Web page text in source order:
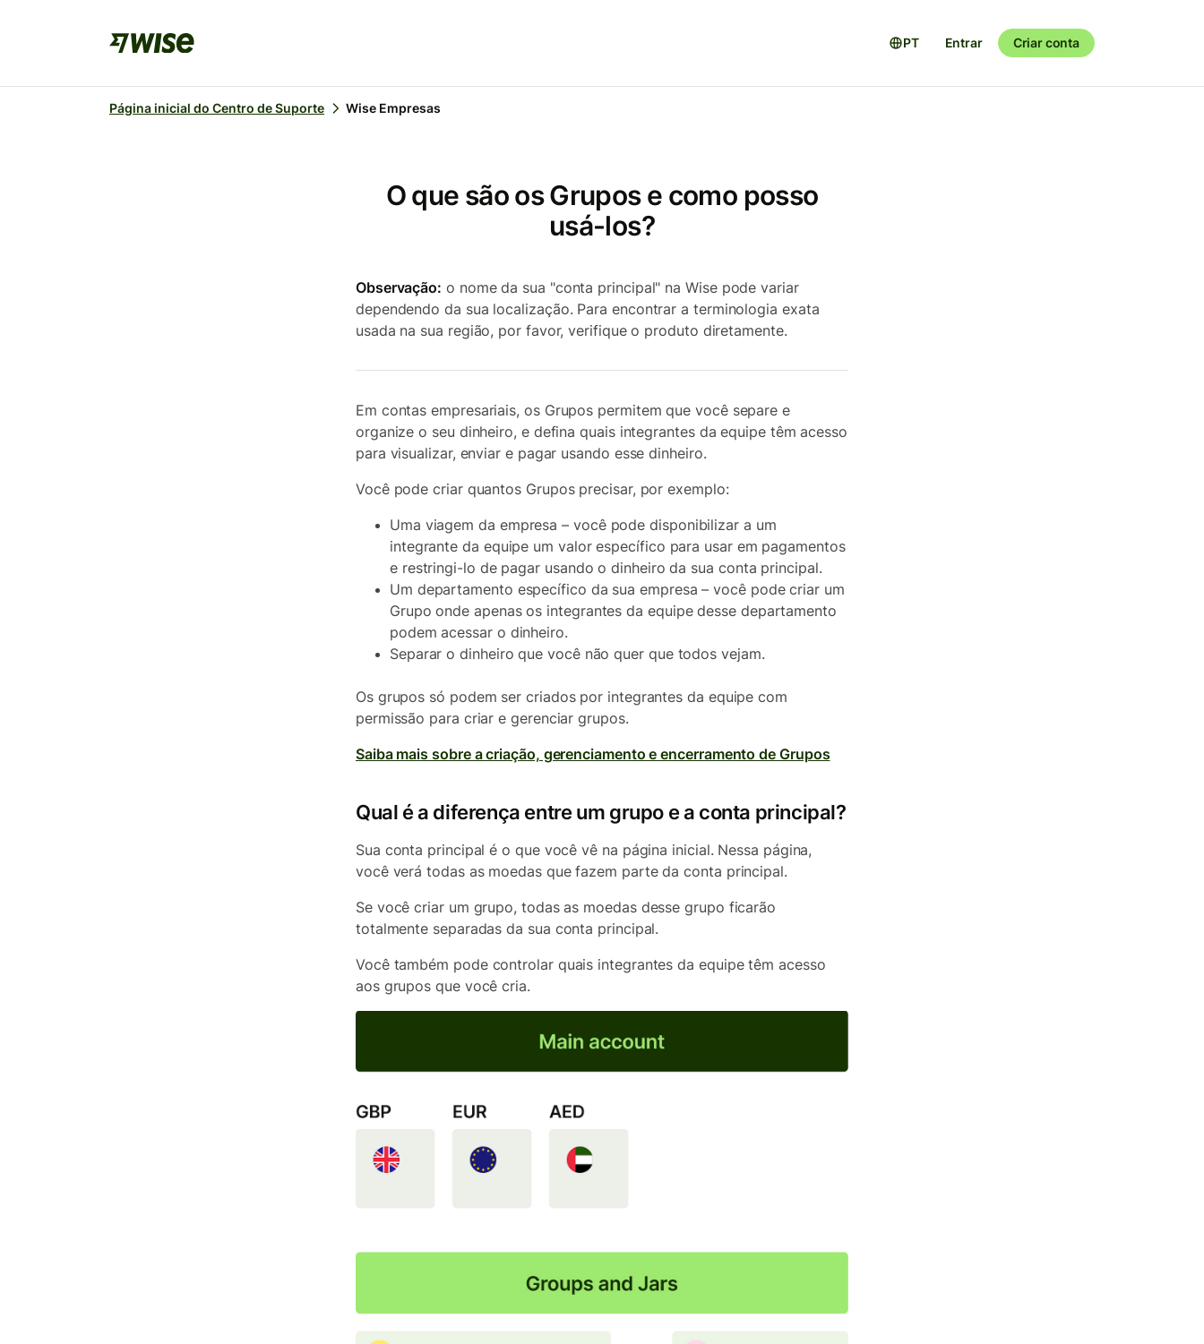
PT Entrar Criar conta
Página inicial do Centro de Suporte Wise Empresas
O que são os Grupos e como posso
usá-los?
Observação: o nome da sua "conta principal" na Wise pode variar
dependendo da sua localização. Para encontrar a terminologia exata
usada na sua região, por favor, verifique o produto diretamente.
Em contas empresariais, os Grupos permitem que você separe e
organize o seu dinheiro, e defina quais integrantes da equipe têm acesso
para visualizar, enviar e pagar usando esse dinheiro.
Você pode criar quantos Grupos precisar, por exemplo:
Uma viagem da empresa – você pode disponibilizar a um
integrante da equipe um valor específico para usar em pagamentos
e restringi-lo de pagar usando o dinheiro da sua conta principal.
Um departamento específico da sua empresa – você pode criar um
Grupo onde apenas os integrantes da equipe desse departamento
podem acessar o dinheiro.
Separar o dinheiro que você não quer que todos vejam.
Os grupos só podem ser criados por integrantes da equipe com
permissão para criar e gerenciar grupos.
Saiba mais sobre a criação, gerenciamento e encerramento de Grupos
Qual é a diferença entre um grupo e a conta principal?
Sua conta principal é o que você vê na página inicial. Nessa página,
você verá todas as moedas que fazem parte da conta principal.
Se você criar um grupo, todas as moedas desse grupo ficarão
totalmente separadas da sua conta principal.
Você também pode controlar quais integrantes da equipe têm acesso
aos grupos que você cria.